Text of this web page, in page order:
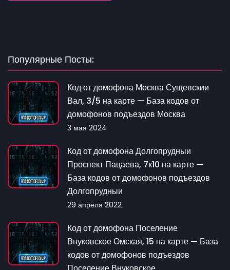
Популярные Посты:
Код от домофона Москва Сущевскии
Вал, 3/5 на карте — База кодов от
домофонов подъездов Москва
3 мая 2024
Код от домофона Долгопрудныи
Проспект Пацаева, 7к10 на карте —
База кодов от домофонов подъездов
Долгопрудныи
29 апреля 2022
Код от домофона Поселение
Внуковское Омская, 15 на карте — База
кодов от домофонов подъездов